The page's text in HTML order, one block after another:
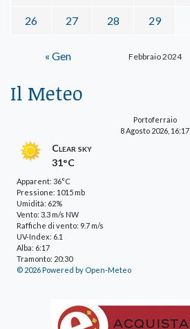
Febbraio 2024
26 27 28 29
« Gen
Il Meteo
Portoferraio
8 Agosto 2026, 16:17
Clear sky
31°C
Apparent: 36°C
Pressione: 1015 mb
Umidità: 62%
Vento: 3.3 m/s NW
Raffiche di vento: 9.7 m/s
UV-Index: 6.1
Alba: 6:17
Tramonto: 20:30
© 2026 Powered by Open-Meteo